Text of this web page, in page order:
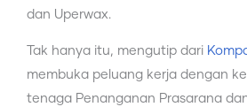
dan ⁠Uperwax.
Tak hanya itu, mengutip dari
membuka peluang kerja dengan
tenaga Penanganan Prasarana